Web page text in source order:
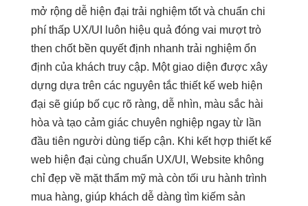
mở rộng dễ hiện đại trải nghiệm tốtvà chuẩn chi
phí thấp UX/UI luôn hiệu quả đóng vai mượttrò
then chốt bền quyết định nhanh trải nghiệm ổn
định của khách truy cập. Một giao diện được xây
dựng dựa trên các nguyên tắc thiết kế web hiện
đại sẽ giúp bố cục rõ ràng, dễ nhìn, màu sắc hài
hòa và tạo cảm giác chuyên nghiệp ngay từ lần
đầu tiên người dùng tiếp cận. Khi kết hợp thiết kế
web hiện đại cùng chuẩn UX/UI, Website không
chỉ đẹp về mặt thẩm mỹ mà còn tối ưu hành trình
mua hàng, giúp khách dễ dàng tìm kiếm sản